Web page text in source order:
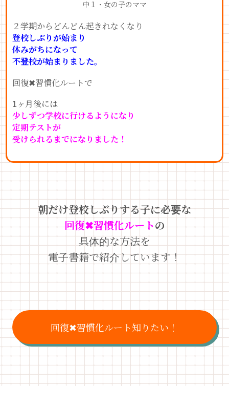
中１・女の子のママ
２学期からどんどん起きれなくなり
登校しぶりが始まり
休みがちになって
不登校が始まりました。
回復✖︎習慣化ルートで
1ヶ月後には
少しずつ学校に行けるようになり
定期テストが
受けられるまでになりました！
朝だけ登校しぶりする子に必要な
回復✖︎習慣化ルートの
具体的な方法を
電子書籍で紹介しています！
回復✖︎習慣化ルート知りたい！